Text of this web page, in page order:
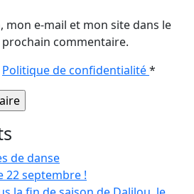
e-mail et mon site dans le
commentaire.
Politique de confidentialité*
de danse
22 septembre !